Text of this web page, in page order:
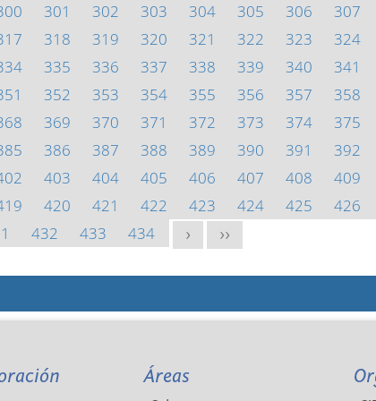
301 302 303 304 305 306 307
318 319 320 321 322 323 324
335 336 337 338 339 340 341
352 353 354 355 356 357 358
369 370 371 372 373 374 375
386 387 388 389 390 391 392
403 404 405 406 407 408 409
420 421 422 423 424 425 426
432 433 434 > >>
Áreas